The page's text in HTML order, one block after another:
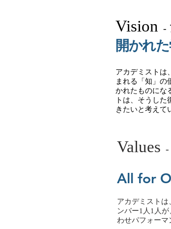
Vision -
開かれ
アカデミストは
まれる「知」の
かれたものにな
トは、そうし
きたいと考えて
Values -
All for
アカデミスト
ンバー1人1人
わせパフォーマ